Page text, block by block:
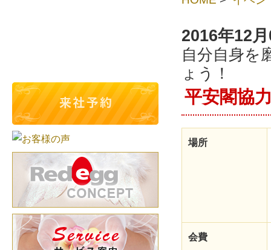
2016年12
自分自身を
ょう！
平安閣協
場所
会費